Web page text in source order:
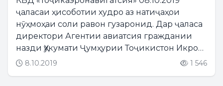
ҷаласаи ҳисоботии худро аз натиҷаҳои
нӯҳмоҳаи соли равон гузаронид. Дар ҷаласа
директори Агентии авиатсия граждании
назди Ҳукумати Ҷумҳурии Тоҷикистон Икром
Субҳонзода иштирок намуд....
8.10.2019 1 546